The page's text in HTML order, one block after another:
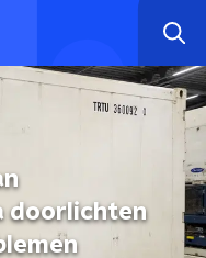
doorlichten